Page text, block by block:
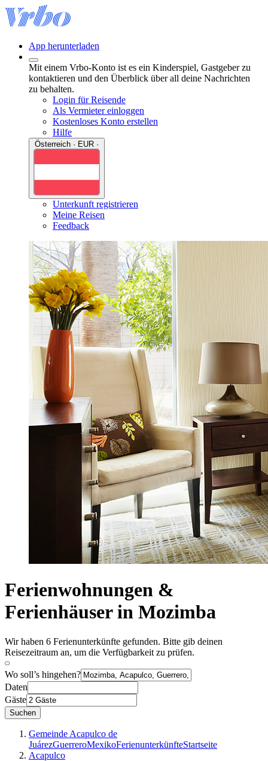
App herunterladen
Mit einem Vrbo-Konto ist es ein Kinderspiel, Gastgeber zu
kontaktieren und den Überblick über all deine Nachrichten
zu behalten.
Login für Reisende
Als Vermieter einloggen
Kostenloses Konto erstellen
Hilfe
Unterkunft registrieren
Meine Reisen
Feedback
Ferienwohnungen &
Ferienhäuser in Mozimba
Wir haben 6 Ferienunterkünfte gefunden. Bitte gib deinen
Reisezeitraum an, um die Verfügbarkeit zu prüfen.
Wo soll’s hingehen?
Daten
Gäste
Suchen
Gemeinde Acapulco de
JuárezGuerreroMexikoFerienunterkünfteStartseite
Acapulco